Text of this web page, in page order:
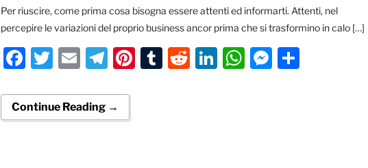
Per riuscire, come prima cosa bisogna essere attenti ed informarti. Attenti, nel
percepire le variazioni del proprio business ancor prima che si trasformino in calo […]
Facebook
Twitter
EmailTelegram
Pinterest
Tumblr
Reddit
LinkedIn
WhatsApp
Continue Reading →